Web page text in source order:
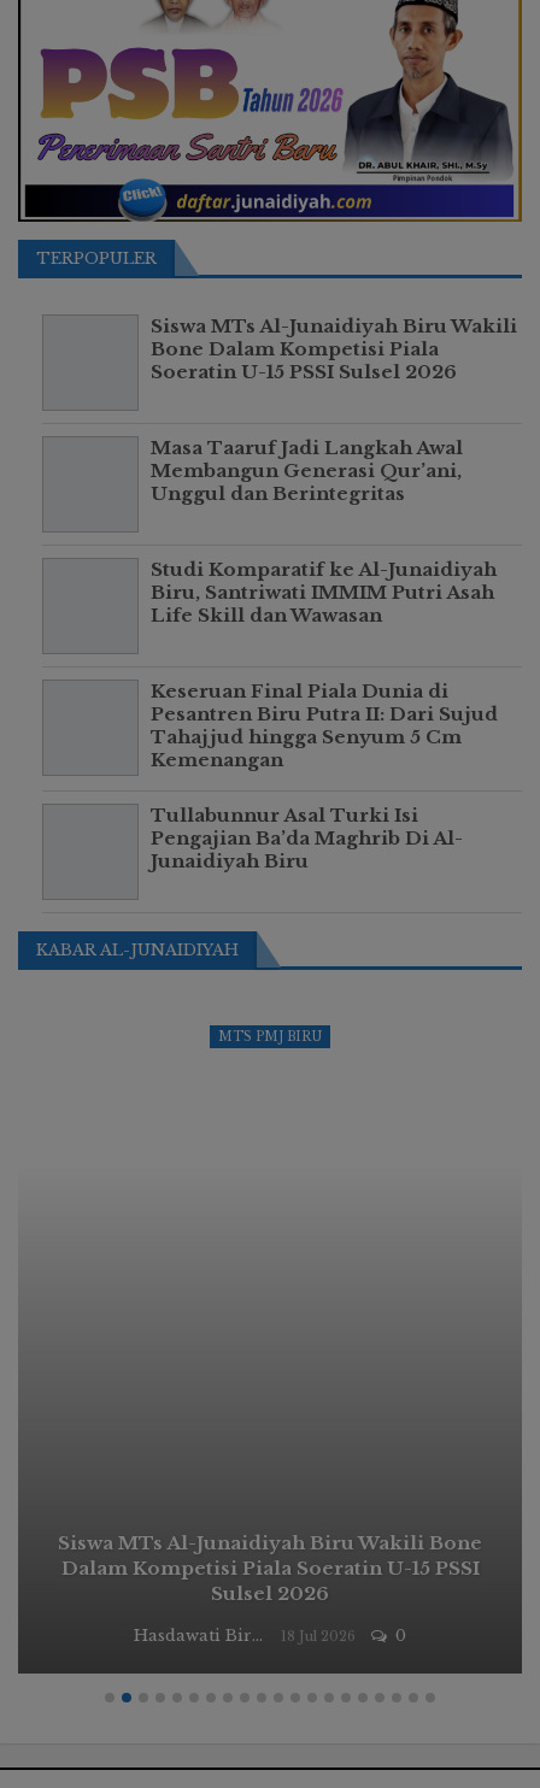
TERPOPULER
Siswa MTs Al-Junaidiyah Biru Wakili
Bone Dalam Kompetisi Piala
Soeratin U-15 PSSI Sulsel 2026
Masa Taaruf Jadi Langkah Awal
Membangun Generasi Qur’ani,
Unggul dan Berintegritas
Studi Komparatif ke Al-Junaidiyah
Biru, Santriwati IMMIM Putri Asah
Life Skill dan Wawasan
Keseruan Final Piala Dunia di
Pesantren Biru Putra II: Dari Sujud
Tahajjud hingga Senyum 5 Cm
Kemenangan
Tullabunnur Asal Turki Isi
Pengajian Ba’da Maghrib Di Al-
Junaidiyah Biru
KABAR AL-JUNAIDIYAH
MTS PMJ BIRU
Siswa MTs Al-Junaidiyah Biru Wakili Bone
Dalam Kompetisi Piala Soeratin U-15 PSSI
Sulsel 2026
Hasdawati Biru 18 Jul 2026 0